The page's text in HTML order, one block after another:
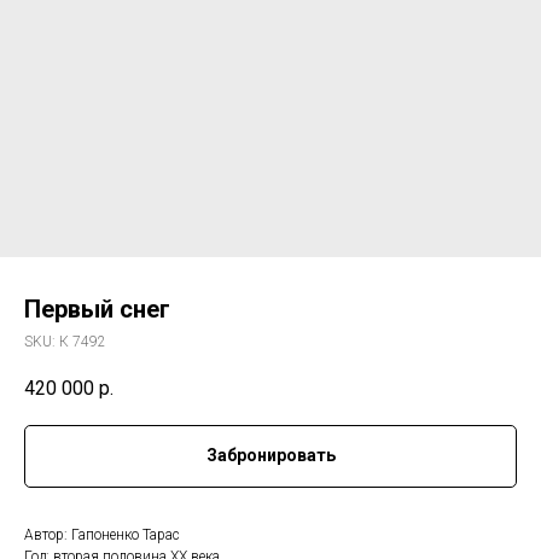
Первый снег
SKU: К 7492
420 000 р.
Забронировать
Автор: Гапоненко Тарас